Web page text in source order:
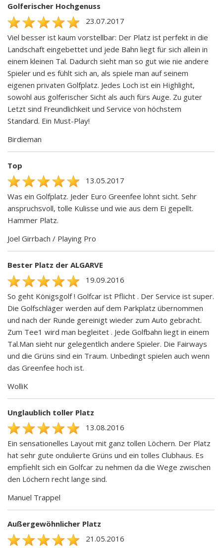
Golferischer Hochgenuss
23.07.2017
Viel besser ist kaum vorstellbar: Der Platz ist perfekt in die
Landschaft eingebettet und jede Bahn liegt für sich allein in
einem kleinen Tal. Dadurch sieht man so gut wie nie andere
Spieler und es fühlt sich an, als spiele man auf seinem
eigenen privaten Golfplatz. Jedes Loch ist ein Highlight,
sowohl aus golferischer Sicht als auch fürs Auge. Zu guter
Letzt sind Freundlichkeit und Service von höchstem
Standard. Ein Must-Play!
Birdieman
Top
13.05.2017
Was ein Golfplatz. Jeder Euro Greenfee lohnt sicht. Sehr
anspruchsvoll, tolle Kulisse und wie aus dem Ei gepellt.
Hammer Platz.
Joel Girrbach / Playing Pro
Bester Platz der ALGARVE
19.09.2016
So geht Königsgolf ! Golfcar ist Pflicht . Der Service ist super.
Die Golfschläger werden auf dem Parkplatz übernommen
und nach der Runde gereinigt wieder zum Auto gebracht.
Zum Tee1 wird man begleitet . Jede Golfbahn liegt in einem
Tal.Man sieht nur gelegentlich andere Spieler. Die Fairways
und die Grüns sind ein Traum. Unbedingt spielen auch wenn
das Greenfee hoch ist.
WolliK
Unglaublich toller Platz
13.08.2016
Ein sensationelles Layout mit ganz tollen Löchern. Der Platz
hat sehr gute ondulierte Grüns und ein tolles Clubhaus. Es
empfiehlt sich ein Golfcar zu nehmen da die Wege zwischen
den Löchern recht lange sind.
Manuel Trappel
Außergewöhnlicher Platz
21.05.2016